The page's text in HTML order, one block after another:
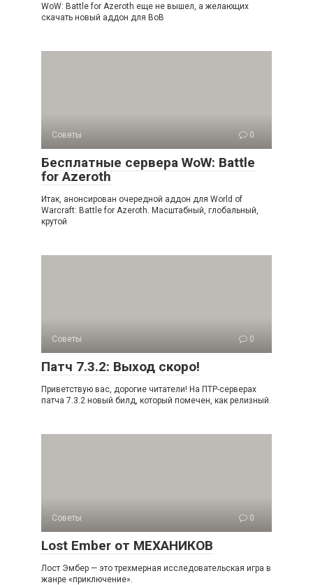
WoW: Battle for Azeroth еще не вышел, а желающих
скачать новый аддон для ВоВ
Советы 0
Бесплатные сервера WoW: Battle
for Azeroth
Итак, анонсирован очередной аддон для World of
Warcraft: Battle for Azeroth. Масштабный, глобальный,
крутой
Советы 0
Патч 7.3.2: Выход скоро!
Приветствую вас, дорогие читатели! На ПТР-серверах
патча 7.3.2 новый билд, который помечен, как релизный.
Советы 0
Lost Ember от МЕХАНИКОВ
Лост Эмбер — это трехмерная исследовательская игра в
жанре «приключение».